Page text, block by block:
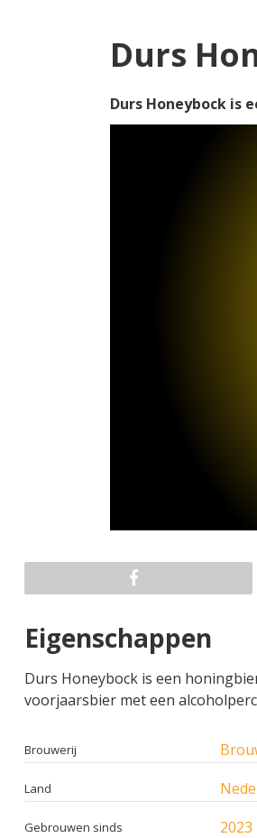
Durs
Durs Honeybock is
Eigenschappen
Durs Honeybock is een
voorjaarsbier met een
Brouwerij
Land
Gebrouwen sinds 2023